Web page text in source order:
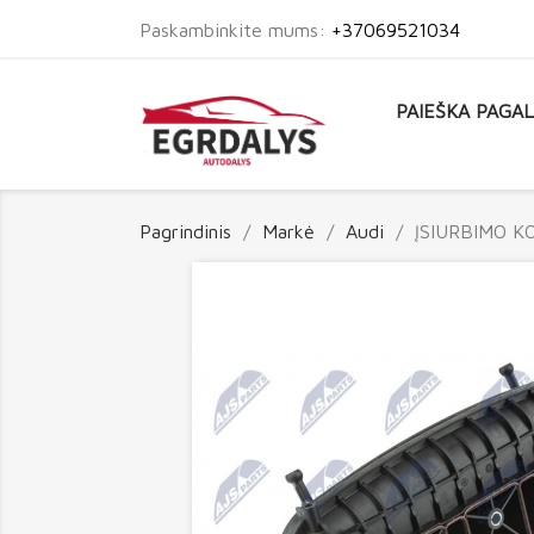
Paskambinkite mums: +37069521034
PAIEŠKA
Pagrindinis Markė Audi ĮSIURBIMO